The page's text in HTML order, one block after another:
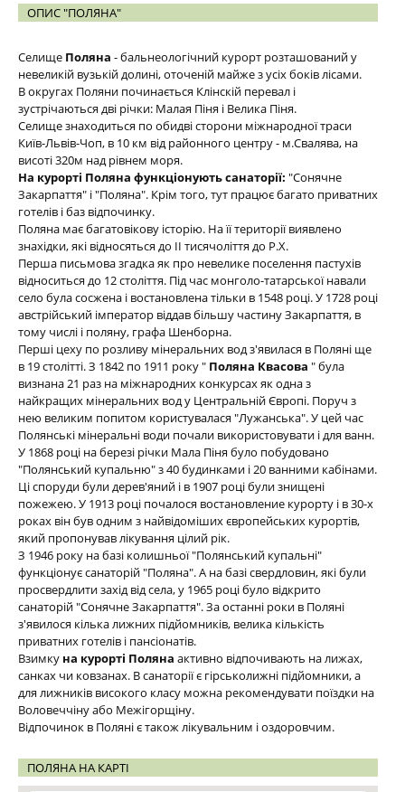
ОПИС "ПОЛЯНА"
Селище Поляна - бальнеологічний курорт розташований у
невеликій вузькій долині, оточеній майже з усіх боків лісами.
В округах Поляни починається Клінскій перевал і
зустрічаються дві річки: Малая Піня і Велика Піня.
Селище знаходиться по обидві сторони міжнародної траси
Київ-Львів-Чоп, в 10 км від районного центру - м.Свалява, на
висоті 320м над рівнем моря.
На курорті Поляна функціонують санаторії: "Сонячне
Закарпаття" і "Поляна". Крім того, тут працює багато приватних
готелів і баз відпочинку.
Поляна має багатовікову історію. На її території виявлено
знахідки, які відносяться до II тисячоліття до Р.Х.
Перша письмова згадка як про невелике поселення пастухів
відноситься до 12 століття. Під час монголо-татарської навали
село була сосжена і востановлена тільки в 1548 році. У 1728 році
австрійський імператор віддав більшу частину Закарпаття, в
тому числі і поляну, графа Шенборна.
Перші цеху по розливу мінеральних вод з'явилася в Поляні ще
в 19 столітті. З 1842 по 1911 року " Поляна Квасова " була
визнана 21 раз на міжнародних конкурсах як одна з
найкращих мінеральних вод у Центральній Європі. Поруч з
нею великим попитом користувалася "Лужанська". У цей час
Полянські мінеральні води почали використовувати і для ванн.
У 1868 році на березі річки Мала Піня було побудовано
"Полянський купальню" з 40 будинками і 20 ванними кабінами.
Ці споруди були дерев'яний і в 1907 році були знищені
пожежею. У 1913 році почалося востановление курорту і в 30-х
роках він був одним з найвідоміших європейських курортів,
який пропонував лікування цілий рік.
З 1946 року на базі колишньої "Полянський купальні"
функціонує санаторій "Поляна". А на базі свердловин, які були
просвердлити захід від села, у 1965 році було відкрито
санаторій "Сонячне Закарпаття". За останні роки в Поляні
з'явилося кілька лижних підйомників, велика кількість
приватних готелів і пансіонатів.
Взимку на курорті Поляна активно відпочивають на лижах,
санках чи ковзанах. В санаторії є гірськолижні підйомники, а
для лижників високого класу можна рекомендувати поїздки на
Воловеччіну або Межігорщіну.
Відпочинок в Поляні є також лікувальним і оздоровчим.
ПОЛЯНА НА КАРТІ